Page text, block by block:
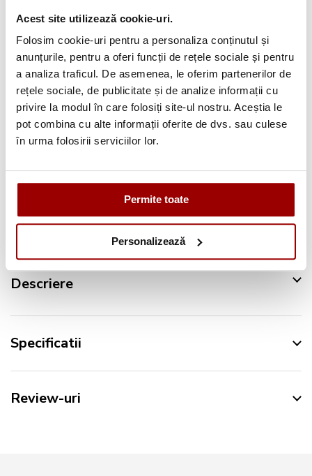
Acest site utilizează cookie-uri.
Folosim cookie-uri pentru a personaliza conținutul și
anunțurile, pentru a oferi funcții de rețele sociale și pentru
a analiza traficul. De asemenea, le oferim partenerilor de
rețele sociale, de publicitate și de analize informații cu
privire la modul în care folosiți site-ul nostru. Aceștia le
pot combina cu alte informații oferite de dvs. sau culese
în urma folosirii serviciilor lor.
Permite toate
Personalizează
Avantajele tale:
Consultanta profesionala
Deschidere coletla livrare
Pana la12 ratefara dobanda
Retur in 14 zile
Urmareste-ne pe:
Descriere
Specificatii
Review-uri